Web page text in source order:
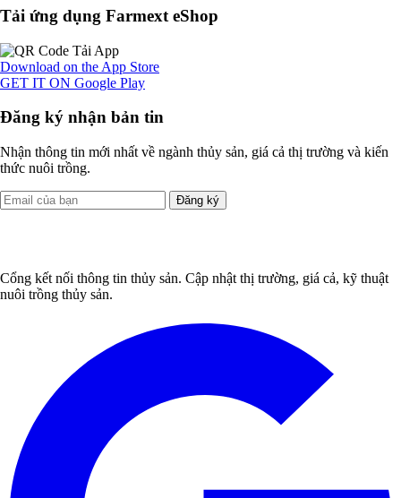
Tải ứng dụng Farmext eShop
Download on the App Store
GET IT ON Google Play
Đăng ký nhận bản tin
Nhận thông tin mới nhất về ngành thủy sản, giá cả thị trường và kiến
thức nuôi trồng.
Đăng ký
Cổng kết nối thông tin thủy sản. Cập nhật thị trường, giá cả, kỹ thuật
nuôi trồng thủy sản.